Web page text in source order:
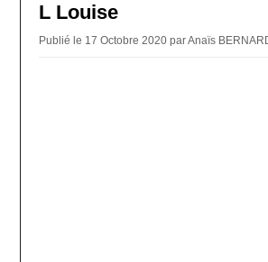
L Louise
Publié le 17 Octobre 2020 par Anaïs